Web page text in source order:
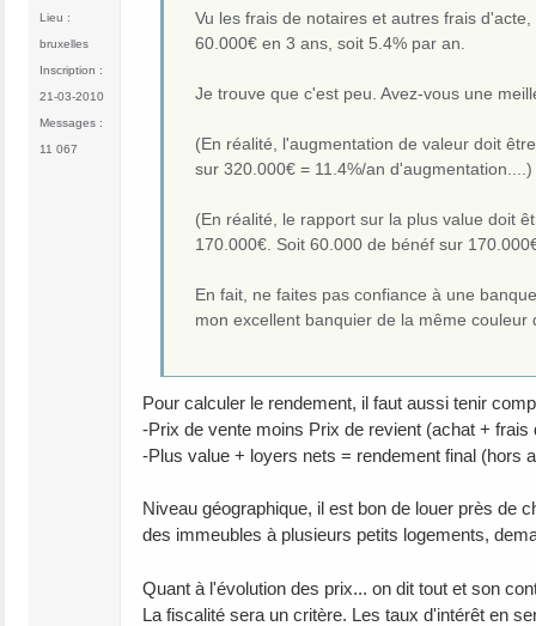
Lieu :
bruxelles
Inscription :
21-03-2010
Messages :
11 067
Vu les frais de notaires et autres frais
60.000€ en 3 ans, soit 5.4% par an.
Je trouve que c'est peu. Avez-vous une
(En réalité, l'augmentation de valeur doit
sur 320.000€ = 11.4%/an d'augmentation....)
(En réalité, le rapport sur la plus value doit
170.000€. Soit 60.000 de bénéf sur
En fait, ne faites pas confiance à une
mon excellent banquier de la même couleur
Pour calculer le rendement, il faut aussi tenir
-Prix de vente moins Prix de revient (achat +
-Plus value + loyers nets = rendement final (hors
Niveau géographique, il est bon de louer près de
des immeubles à plusieurs petits logements,
Quant à l'évolution des prix... on dit tout et son
La fiscalité sera un critère. Les taux d'intérêt en